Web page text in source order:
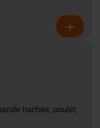
hachée, poulet,